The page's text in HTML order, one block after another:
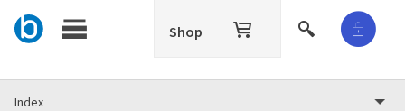
Shop
Index